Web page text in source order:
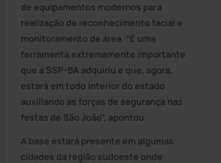
de equipamentos modernos para
realização de reconhecimento facial e
monitoramento de área. “É uma
ferramenta extremamente importante
que a SSP-BA adquiriu e que, agora,
estará em todo interior do estado
auxiliando as forças de segurança nas
festas de São João”, apontou.
A base estará presente em algumas
cidades da região sudoeste onde